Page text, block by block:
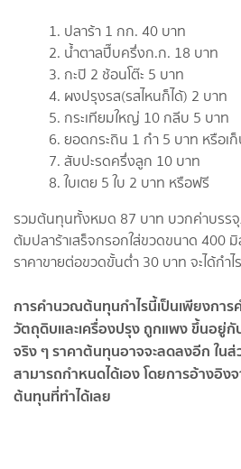
ปลาร้า 1 กก. 40 บาท
น้ำตาลปี๊บครึ่งก.ก. 18 บาท
กะปิ 2 ช้อนโต๊ะ 5 บาท
ผงปรุงรส(รสไหนก็ได้) 2 บาท
กระเทียมใหญ่ 10 กลีบ 5 บาท
ยอดกระถิน 1 กำ 5 บาท หรือเ
สับปะรดครึ่งลูก 10 บาท
ใบเตย 5 ใบ 2 บาท หรือฟรี
รวมต้นทุนทั้งหมด 87 บาท บวกค่าบรร
ต้มปลาร้าเสร็จกรอกใส่ขวดขนาด 400
ราคาขายต่อขวดขั้นต่ำ 30 บาท จะได้กำไ
การคำนวณต้นทุนกำไรนี้เป็นเพียงการ
วัตถุดิบและเครื่องปรุง ถูกแพง ขึ้นอยู่
จริง ๆ ราคาต้นทุนอาจจะลดลงอีก ในส่
สามารถกำหนดได้เอง โดยการอ้างอิง
ต้นทุนที่ทำได้เลย